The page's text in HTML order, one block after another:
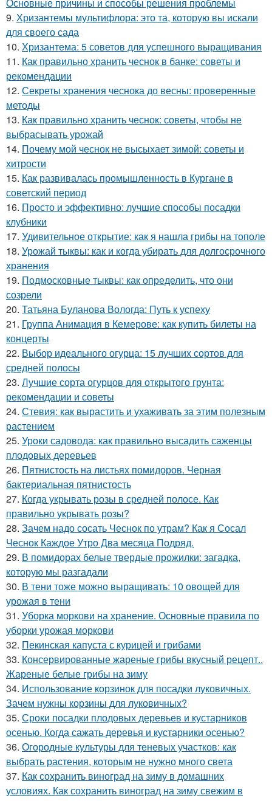
9. Хризантемы мультифлора: это та, которую вы искали
для своего сада
10. Хризантема: 5 советов для успешного выращивания
11. Как правильно хранить чеснок в банке: советы и
рекомендации
12. Секреты хранения чеснока до весны: проверенные
методы
13. Как правильно хранить чеснок: советы, чтобы не
выбрасывать урожай
14. Почему мой чеснок не высыхает зимой: советы и
хитрости
15. Как развивалась промышленность в Кургане в
советский период
16. Просто и эффективно: лучшие способы посадки
клубники
17. Удивительное открытие: как я нашла грибы на тополе
18. Урожай тыквы: как и когда убирать для долгосрочного
хранения
19. Подмосковные тыквы: как определить, что они
созрели
20. Татьяна Буланова Вологда: Путь к успеху
21. Группа Анимация в Кемерове: как купить билеты на
концерты
22. Выбор идеального огурца: 15 лучших сортов для
средней полосы
23. Лучшие сорта огурцов для открытого грунта:
рекомендации и советы
24. Стевия: как вырастить и ухаживать за этим полезным
растением
25. Уроки садовода: как правильно высадить саженцы
плодовых деревьев
26. Пятнистость на листьях помидоров. Черная
бактериальная пятнистость
27. Когда укрывать розы в средней полосе. Как
правильно укрывать розы?
28. Зачем надо сосать Чеснок по утрам? Как я Сосал
Чеснок Каждое Утро Два месяца Подряд.
29. В помидорах белые твердые прожилки: загадка,
которую мы разгадали
30. В тени тоже можно выращивать: 10 овощей для
урожая в тени
31. Уборка моркови на хранение. Основные правила по
уборки урожая моркови
32. Пекинская капуста с курицей и грибами
33. Консервированные жареные грибы вкусный рецепт..
Жареные белые грибы на зиму
34. Использование корзинок для посадки луковичных.
Зачем нужны корзины для луковичных?
35. Сроки посадки плодовых деревьев и кустарников
осенью. Когда сажать деревья и кустарники осенью?
36. Огородные культуры для теневых участков: как
выбрать растения, которым не нужно много света
37. Как сохранить виноград на зиму в домашних
условиях. Как сохранить виноград на зиму свежим в